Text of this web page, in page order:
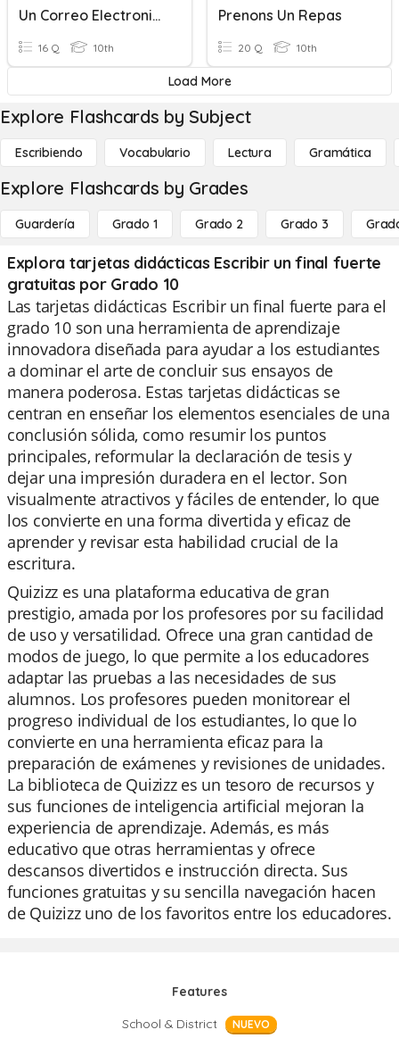
Un Correo Electronico
16 Q 10th
Prenons Un Repas
20 Q 10th
Load More
Explore Flashcards by Subject
Escribiendo Vocabulario Lectura Gramática
Explore Flashcards by Grades
Guardería Grado 1 Grado 2 Grado 3
Explora tarjetas didácticas Escribir un final fuerte
gratuitas por Grado 10
Las tarjetas didácticas Escribir un final fuerte para el
grado 10 son una herramienta de aprendizaje
innovadora diseñada para ayudar a los estudiantes
a dominar el arte de concluir sus ensayos de
manera poderosa. Estas tarjetas didácticas se
centran en enseñar los elementos esenciales de una
conclusión sólida, como resumir los puntos
principales, reformular la declaración de tesis y
dejar una impresión duradera en el lector. Son
visualmente atractivos y fáciles de entender, lo que
los convierte en una forma divertida y eficaz de
aprender y revisar esta habilidad crucial de la
escritura.
Quizizz es una plataforma educativa de gran
prestigio, amada por los profesores por su facilidad
de uso y versatilidad. Ofrece una gran cantidad de
modos de juego, lo que permite a los educadores
adaptar las pruebas a las necesidades de sus
alumnos. Los profesores pueden monitorear el
progreso individual de los estudiantes, lo que lo
convierte en una herramienta eficaz para la
preparación de exámenes y revisiones de unidades.
La biblioteca de Quizizz es un tesoro de recursos y
sus funciones de inteligencia artificial mejoran la
experiencia de aprendizaje. Además, es más
educativo que otras herramientas y ofrece
descansos divertidos e instrucción directa. Sus
funciones gratuitas y su sencilla navegación hacen
de Quizizz uno de los favoritos entre los educadores.
Features
School & District
NUEVO